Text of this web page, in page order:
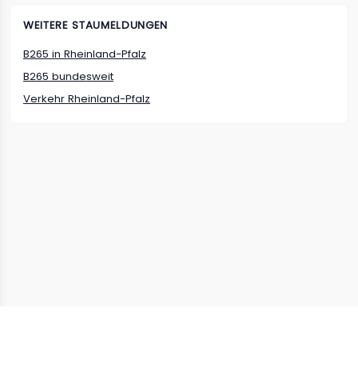
WEITERE STAUMELDUNGEN
B265 in Rheinland-Pfalz
B265 bundesweit
Verkehr Rheinland-Pfalz